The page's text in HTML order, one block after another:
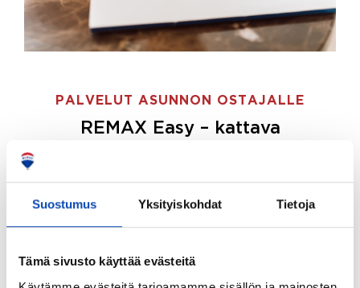
Suostumus Yksityiskohdat Tietoja
Tämä sivusto käyttää evästeitä
PALVELUT ASUNNON OSTAJALLE
REMAX Easy – kattava
ostajille.
Tee ostotoimeksianto ja etsimme juuri